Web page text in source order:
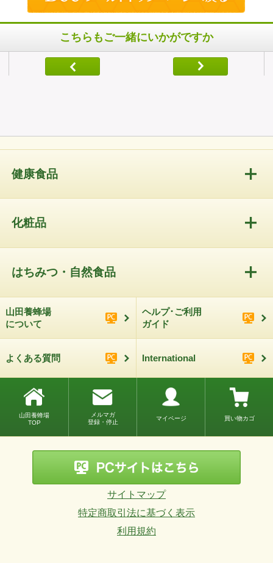
こちらもご一緒にいかがですか
健康食品
化粧品
はちみつ・自然食品
山田養蜂場
について
ヘルプ･ご利用
ガイド
よくある質問 International
山田養蜂場
TOP
メルマガ
登録・停止
マイページ 買い物カゴ
サイトマップ
特定商取引法に基づく表示
利用規約